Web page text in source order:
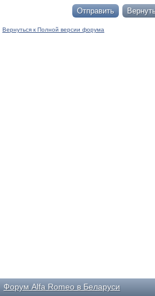
Вернуться к Полной версии форума
Форум Alfa Romeo в Беларуси